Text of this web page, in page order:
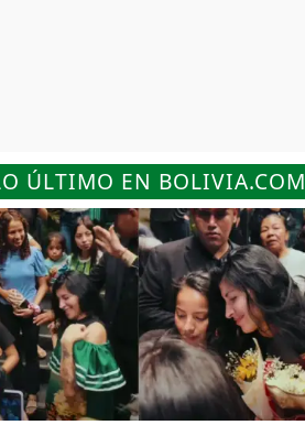
ÚLTIMO EN BOLIVIA.COM